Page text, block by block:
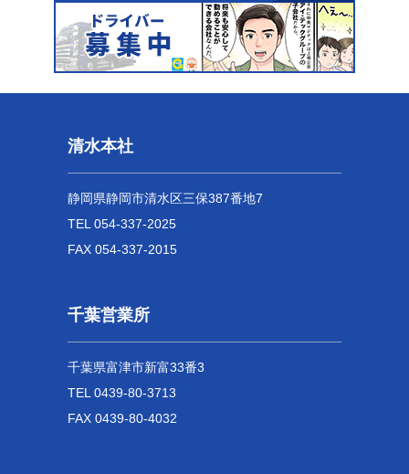
清水本社
静岡県静岡市清水区三保387番地7
TEL 054-337-2025
FAX 054-337-2015
千葉営業所
千葉県富津市新富33番3
TEL 0439-80-3713
FAX 0439-80-4032